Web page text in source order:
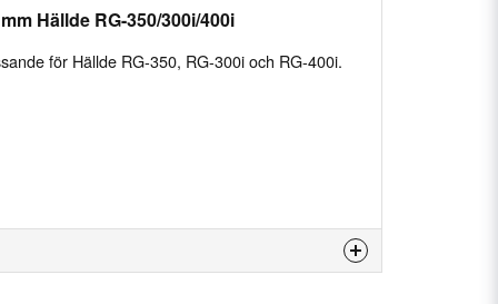
Hällde RG-350/300i/400i
för Hällde RG-350, RG-300i och RG-400i.